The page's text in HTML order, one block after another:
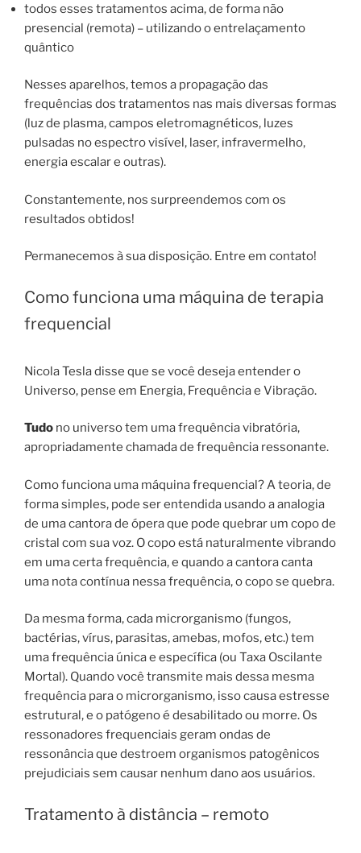
todos esses tratamentos acima, de forma não
presencial (remota) – utilizando o entrelaçamento
quântico
Nesses aparelhos, temos a propagação das
frequências dos tratamentos nas mais diversas formas
(luz de plasma, campos eletromagnéticos, luzes
pulsadas no espectro visível, laser, infravermelho,
energia escalar e outras).
Constantemente, nos surpreendemos com os
resultados obtidos!
Permanecemos à sua disposição. Entre em contato!
Como funciona uma máquina de terapia
frequencial
Nicola Tesla disse que se você deseja entender o
Universo, pense em Energia, Frequência e Vibração.
Tudo no universo tem uma frequência vibratória,
apropriadamente chamada de frequência ressonante.
Como funciona uma máquina frequencial? A teoria, de
forma simples, pode ser entendida usando a analogia
de uma cantora de ópera que pode quebrar um copo de
cristal com sua voz. O copo está naturalmente vibrando
em uma certa frequência, e quando a cantora canta
uma nota contínua nessa frequência, o copo se quebra.
Da mesma forma, cada microrganismo (fungos,
bactérias, vírus, parasitas, amebas, mofos, etc.) tem
uma frequência única e específica (ou Taxa Oscilante
Mortal). Quando você transmite mais dessa mesma
frequência para o microrganismo, isso causa estresse
estrutural, e o patógeno é desabilitado ou morre. Os
ressonadores frequenciais geram ondas de
ressonância que destroem organismos patogênicos
prejudiciais sem causar nenhum dano aos usuários.
Tratamento à distância – remoto